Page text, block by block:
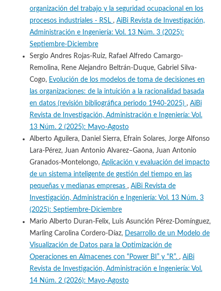
organización del trabajo y la seguridad ocupacional en los
procesos industriales - RSL , AiBi Revista de Investigación,
Administración e Ingeniería: Vol. 13 Núm. 3 (2025):
Septiembre-Diciembre
Sergio Andres Rojas-Ruiz, Rafael Alfredo Camargo-
Remolina, Rene Alejandro Beltrán-Duque, Gabriel Silva-
Cogo, Evolución de los modelos de toma de decisiones en
las organizaciones: de la intuición a la racionalidad basada
en datos (revisión bibliográfica periodo 1940-2025) , AiBi
Revista de Investigación, Administración e Ingeniería: Vol.
13 Núm. 2 (2025): Mayo-Agosto
Alberto Aguilera, Daniel Sierra, Efrain Solares, Jorge Alfonso
Lara-Pérez, Juan Antonio Alvarez–Gaona, Juan Antonio
Granados-Montelongo, Aplicación y evaluación del impacto
de un sistema inteligente de gestión del tiempo en las
pequeñas y medianas empresas , AiBi Revista de
Investigación, Administración e Ingeniería: Vol. 13 Núm. 3
(2025): Septiembre-Diciembre
Mario Alberto Duran-Felix, Luis Asunción Pérez-Domínguez,
Marling Carolina Cordero-Díaz, Desarrollo de un Modelo de
Visualización de Datos para la Optimización de
Operaciones en Almacenes con “Power BI” y “R”. , AiBi
Revista de Investigación, Administración e Ingeniería: Vol.
14 Núm. 2 (2026): Mayo-Agosto